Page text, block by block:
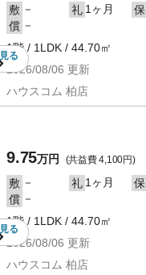
見る
敷 － 礼 1ヶ月 保
償 －
1階 / 1LDK / 44.70㎡
2026/08/06 更新
ハウスコム 柏店
見る
9.75万円 (共益費 4,100円)
敷 － 礼 1ヶ月 保
償 －
1階 / 1LDK / 44.70㎡
2026/08/06 更新
ハウスコム 柏店